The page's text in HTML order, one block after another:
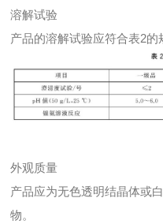
溶解试验
产品的溶解试验应符合表2的
外观质量
产品应为无色透明结晶体或
物。